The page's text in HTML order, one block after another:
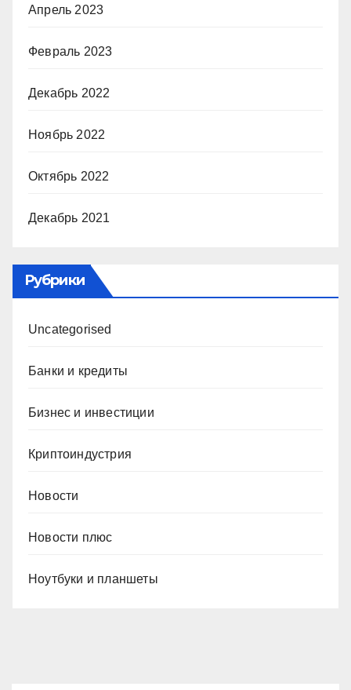
Апрель 2023
Февраль 2023
Декабрь 2022
Ноябрь 2022
Октябрь 2022
Декабрь 2021
Рубрики
Uncategorised
Банки и кредиты
Бизнес и инвестиции
Криптоиндустрия
Новости
Новости плюс
Ноутбуки и планшеты